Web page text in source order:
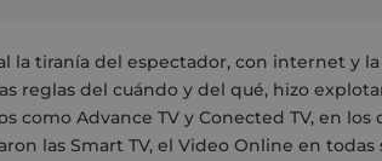
la tiranía del espectador, con internet y
reglas del cuándo y del qué, hizo
como Advance TV y Conected TV, en los
las Smart TV, el Video Online en todas